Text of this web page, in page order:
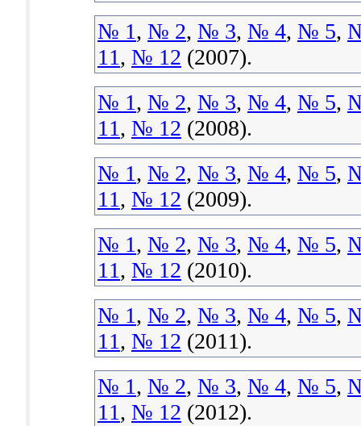
№ 1, № 2, № 3, № 4, № 5,
11, № 12 (2007).
№ 1, № 2, № 3, № 4, № 5,
11, № 12 (2008).
№ 1, № 2, № 3, № 4, № 5,
11, № 12 (2009).
№ 1, № 2, № 3, № 4, № 5,
11, № 12 (2010).
№ 1, № 2, № 3, № 4, № 5,
11, № 12 (2011).
№ 1, № 2, № 3, № 4, № 5,
11, № 12 (2012).